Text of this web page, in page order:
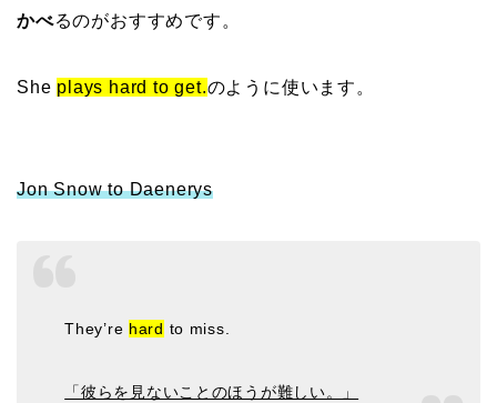
かべるのがおすすめです。
She plays hard to get.のように使います。
Jon Snow to Daenerys
They’re hard to miss.
「彼らを見ないことのほうが難しい。」